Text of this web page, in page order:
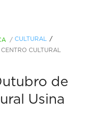
/ CULTURAL
CULTURAL
de
Usina